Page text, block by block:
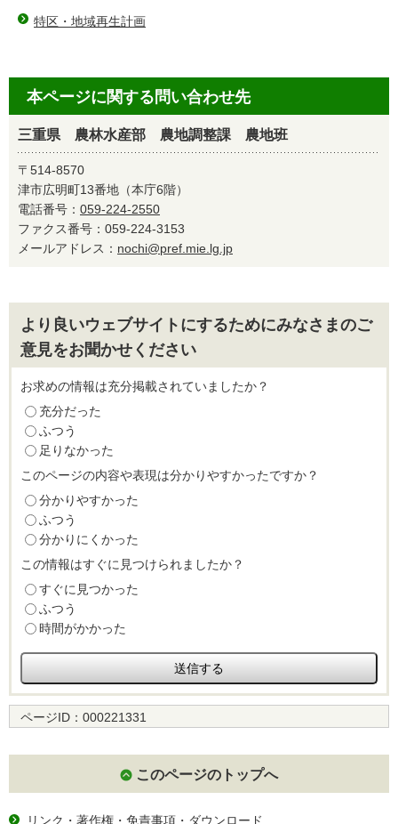
特区・地域再生計画
本ページに関する問い合わせ先
三重県 農林水産部 農地調整課 農地班
〒514-8570
津市広明町13番地（本庁6階）
電話番号： 059-224-2550
ファクス番号：059-224-3153
メールアドレス： nochi@pref.mie.lg.jp
より良いウェブサイトにするためにみなさまのご
意見をお聞かせください
お求めの情報は充分掲載されていましたか？
充分だった
ふつう
足りなかった
このページの内容や表現は分かりやすかったですか？
分かりやすかった
ふつう
分かりにくかった
この情報はすぐに見つけられましたか？
すぐに見つかった
ふつう
時間がかかった
ページID： 000221331
このページのトップへ
リンク・著作権・免責事項・ダウンロード